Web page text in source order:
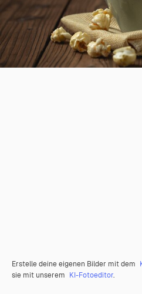
Erstelle deine eigenen Bilder mit dem
sie mit unserem KI-Fotoeditor.